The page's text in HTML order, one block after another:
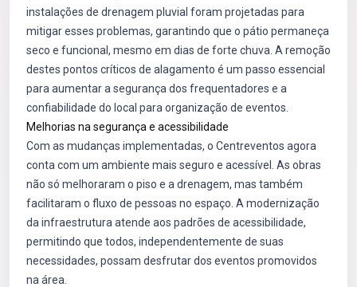
instalações de drenagem pluvial foram projetadas para
mitigar esses problemas, garantindo que o pátio permaneça
seco e funcional, mesmo em dias de forte chuva. A remoção
destes pontos críticos de alagamento é um passo essencial
para aumentar a segurança dos frequentadores e a
confiabilidade do local para organização de eventos.
Melhorias na segurança e acessibilidade
Com as mudanças implementadas, o Centreventos agora
conta com um ambiente mais seguro e acessível. As obras
não só melhoraram o piso e a drenagem, mas também
facilitaram o fluxo de pessoas no espaço. A modernização
da infraestrutura atende aos padrões de acessibilidade,
permitindo que todos, independentemente de suas
necessidades, possam desfrutar dos eventos promovidos
na área.